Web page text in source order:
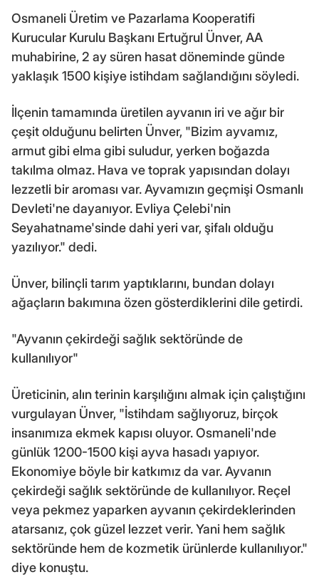
Osmaneli Üretim ve Pazarlama Kooperatifi
Kurucular Kurulu Başkanı Ertuğrul Ünver, AA
muhabirine, 2 ay süren hasat döneminde günde
yaklaşık 1500 kişiye istihdam sağlandığını söyledi.
İlçenin tamamında üretilen ayvanın iri ve ağır bir
çeşit olduğunu belirten Ünver, "Bizim ayvamız,
armut gibi elma gibi suludur, yerken boğazda
takılma olmaz. Hava ve toprak yapısından dolayı
lezzetli bir aroması var. Ayvamızın geçmişi Osmanlı
Devleti'ne dayanıyor. Evliya Çelebi'nin
Seyahatname'sinde dahi yeri var, şifalı olduğu
yazılıyor." dedi.
Ünver, bilinçli tarım yaptıklarını, bundan dolayı
ağaçların bakımına özen gösterdiklerini dile getirdi.
"Ayvanın çekirdeği sağlık sektöründe de
kullanılıyor"
Üreticinin, alın terinin karşılığını almak için çalıştığını
vurgulayan Ünver, "İstihdam sağlıyoruz, birçok
insanımıza ekmek kapısı oluyor. Osmaneli'nde
günlük 1200-1500 kişi ayva hasadı yapıyor.
Ekonomiye böyle bir katkımız da var. Ayvanın
çekirdeği sağlık sektöründe de kullanılıyor. Reçel
veya pekmez yaparken ayvanın çekirdeklerinden
atarsanız, çok güzel lezzet verir. Yani hem sağlık
sektöründe hem de kozmetik ürünlerde kullanılıyor."
diye konuştu.